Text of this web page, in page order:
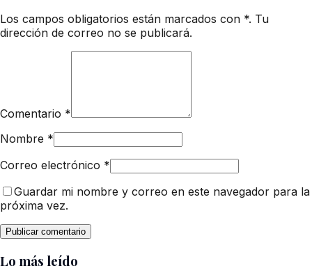
Los campos obligatorios están marcados con *. Tu
dirección de correo no se publicará.
Comentario *
Nombre *
Correo electrónico *
Guardar mi nombre y correo en este navegador para la
próxima vez.
Lo más leído